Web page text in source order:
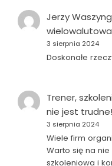
Jerzy
3 sierpnia 2024
Doskonałe
Trener,
nie jest trudne!
3 sierpnia 2024
Wiele firm
Warto się na
szkoleniowa i